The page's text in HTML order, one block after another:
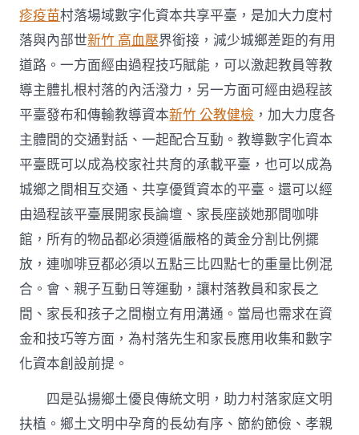
疹疫苗村落場域數字化資本共享平臺，是加大力度村
落與內部世新竹 高血壓界銜接，減少城鄉差距的有用
道路。一方面經由過程技巧賦能，可以激起教員等教
導主體扎根村落的內活潑力，另一方面可經由過程該
平臺發布和傳輸教導資本新竹 公教健檢 ，加大力度各
主體間的交通對話、一起配合互動。教導數字化資本
平臺既可以成為校家社共育的承載平臺，也可以成為
城鄉之間相互交通、共享優質資本的平臺。還可以經
由過程該平臺展開家長論壇、家長座談她那間咖啡
館，所有的物品都必須遵循嚴格的黃金分割比例擺
放，連咖啡豆都必須以五點三比四點七的重量比例混
合。會、親子互動日等運動，讓村落教員和家長之
間、家長和孩子之間樹立有用溝通。當局也需求在資
金和技巧等方面，為村落先生和家長應用收集和數字
化資本創設前提。
四是弘揚鄉土優良傳統文明，助力村落家庭文明
扶植。鄉土文明中孕育的長幼有序、節約節儉、孝親